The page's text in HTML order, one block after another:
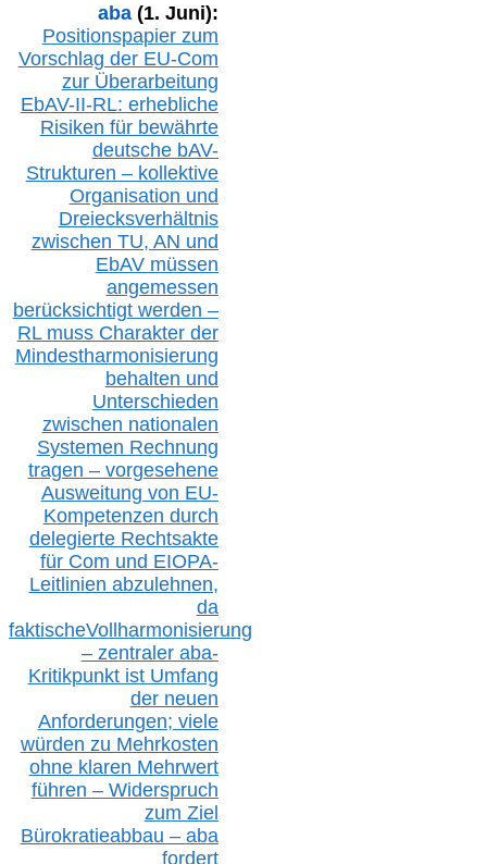
aba(1. Juni):
Positionspapier zum
Vorschlag der EU-Com
zur Überarbeitung
EbAV-II-RL: erhebliche
Risiken für bewährte
deutsche bAV-
Strukturen – kollektive
Organisation und
Dreiecksverhältnis
zwischen TU, AN und
EbAV müssen
angemessen
berücksichtigt werden –
RL mussCharakter der
Mindestharmonisierung
behalten und
Unterschieden
zwischen nationalen
Systemen Rechnung
tragen – vorgesehene
Ausweitung von EU-
Kompetenzen durch
delegierte Rechtsakte
für Com und EIOPA-
Leitlinien abzulehnen,
da
faktischeVollharmonisierung
– zentraler aba-
Kritikpunkt ist Umfang
der neuen
Anforderungen; viele
würden zu Mehrkosten
ohne klaren Mehrwert
führen – Widerspruch
zum Ziel
Bürokratieabbau – aba
fordert